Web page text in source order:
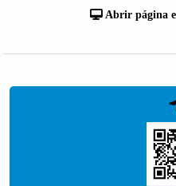
Abrir página